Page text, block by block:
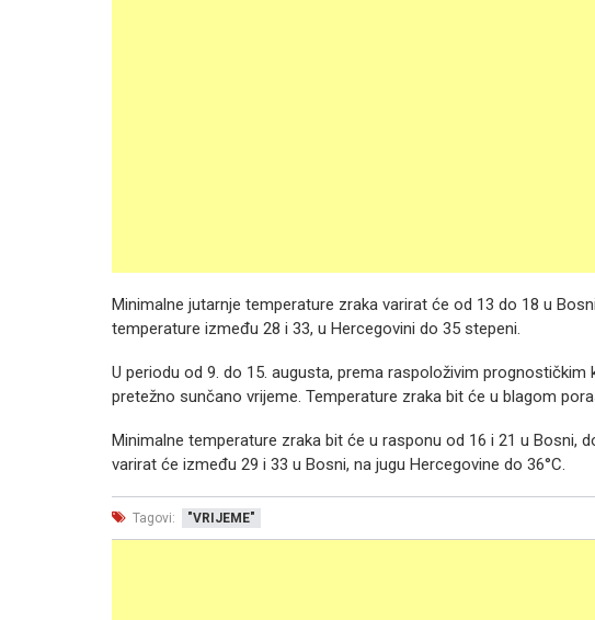
Minimalne jutarnje temperature zraka varirat će od 13 do 18 u
temperature između 28 i 33, u Hercegovini do 35 stepeni.
U periodu od 9. do 15. augusta, prema raspoloživim
pretežno sunčano vrijeme. Temperature zraka bit će u blagom
Minimalne temperature zraka bit će u rasponu od 16 i 21 u Bosni,
varirat će između 29 i 33 u Bosni, na jugu Hercegovine do 36°C.
Tagovi: "VRIJEME"